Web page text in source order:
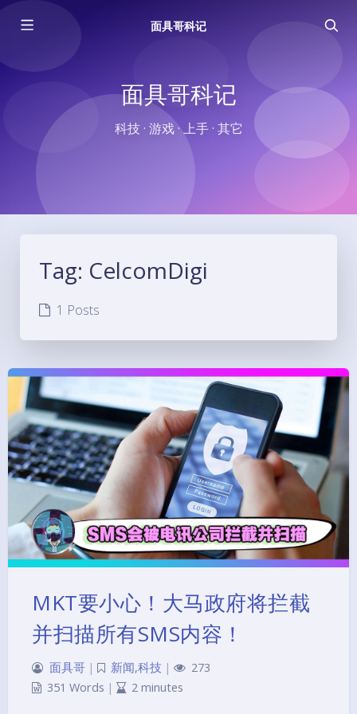
面具哥科记
面具哥科记
科技 · 游戏 · 上手 · 其它
Tag: CelcomDigi
1 Posts
MKT要小心！大马政府将拦截
并扫描所有SMS内容！
面具哥 | 新闻,科技 |
273
351 Words | 2 minutes